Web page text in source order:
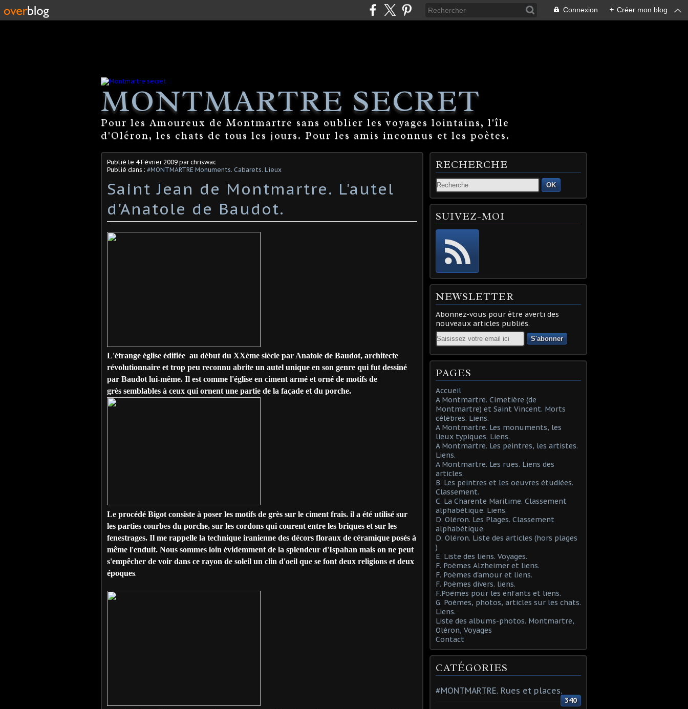
Connexion + Créer mon blog
MONTMARTRE SECRET
Pour les Amoureux de Montmartre sans oublier les voyages lointains, l'île
d'Oléron, les chats de tous les jours. Pour les amis inconnus et les poètes.
Publié le 4 Février 2009 par chriswac
Publié dans : #MONTMARTRE Monuments. Cabarets. Lieux
Saint Jean de Montmartre. L'autel
d'Anatole de Baudot.
L'étrange église édifiée au début du XXème siècle par Anatole de Baudot, architecte
révolutionnaire et trop peu reconnu abrite un autel unique en son genre qui fut dessiné
par Baudot lui-même. Il est comme l'église en ciment armé et orné de motifs de
grès semblables à ceux qui ornent une partie de la façade et du porche.
Le procédé Bigot consiste à poser les motifs de grès sur le ciment frais. il a été utilisé sur
les parties courbes du porche, sur les cordons qui courent entre les briques et sur les
fenestrages. Il me rappelle la technique iranienne des décors floraux de céramique posés à
même l'enduit. Nous sommes loin évidemment de la splendeur d'Ispahan mais on ne peut
s'empêcher de voir dans ce rayon de soleil un clin d'oeil que se font deux religions et deux
époques.
RECHERCHE
OK
SUIVEZ-MOI
NEWSLETTER
Abonnez-vous pour être averti des
nouveaux articles publiés.
Email
PAGES
Accueil
A Montmartre. Cimetière (de
Montmartre) et Saint Vincent. Morts
célèbres. Liens.
A Montmartre. Les monuments, les
lieux typiques. Liens.
A Montmartre. Les peintres, les artistes.
Liens.
A Montmartre. Les rues. Liens des
articles.
B. Les peintres et les oeuvres étudiées.
Classement.
C. La Charente Maritime. Classement
alphabétique. Liens.
D. Oléron. Les Plages. Classement
alphabétique.
D. Oléron. Liste des articles (hors plages
)
E. Liste des liens. Voyages.
F. Poèmes Alzheimer et liens.
F. Poèmes d'amour et liens.
F. Poèmes divers. liens.
F.Poèmes pour les enfants et liens.
G. Poèmes, photos, articles sur les chats.
Liens.
Liste des albums-photos. Montmartre,
Oléron, Voyages
Contact
CATÉGORIES
#MONTMARTRE. Rues et places.
340